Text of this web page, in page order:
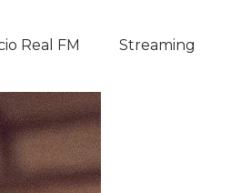
Real FM Streaming
La APP